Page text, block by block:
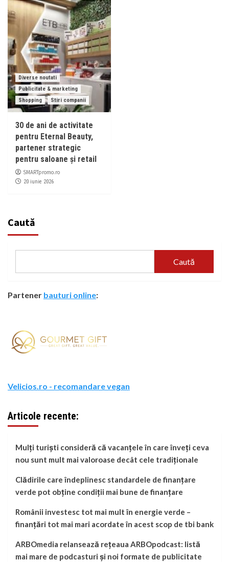
Diverse noutati
Publicitate & marketing
Shopping
Stiri companii
30 de ani de activitate
pentru Eternal Beauty,
partener strategic
pentru saloane și retail
SMARTpromo.ro
20 iunie 2026
Caută
Caută
Partener bauturi online:
Velicios.ro - recomandare vegan
Articole recente:
Mulți turiști consideră că vacanțele în care înveți ceva
nou sunt mult mai valoroase decât cele tradiționale
Clădirile care îndeplinesc standardele de finanțare
verde pot obține condiții mai bune de finanțare
Românii investesc tot mai mult în energie verde –
finanțări tot mai mari acordate în acest scop de tbi bank
ARBOmedia relansează rețeaua ARBOpodcast: listă
mai mare de podcasturi și noi formate de publicitate